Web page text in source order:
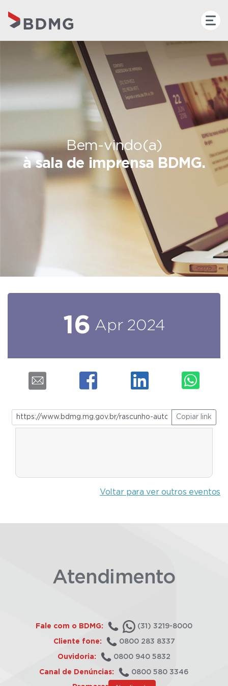
Bem-vindo(a)
à sala de imprensa BDMG.
16 Apr 2024
Copiar link
Voltar para ver outros eventos
Atendimento
Fale com o BDMG: (31) 3219-8000
Cliente fone: 0800 283 8337
Ouvidoria: 0800 940 5832
Canal de Denúncias: 0800 580 3346